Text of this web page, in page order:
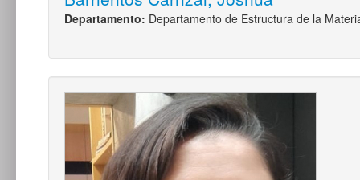
Departamento: Departamento de Estructura de la